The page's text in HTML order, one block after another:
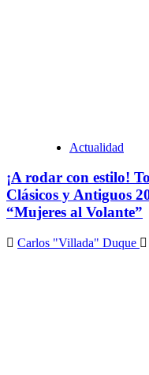
Actualidad
¡A rodar con estilo!
Clásicos y Antiguos
“Mujeres al Volante”
Carlos "Villada" Duque